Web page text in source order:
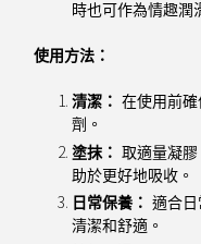
時也可作為情趣潤
使用方法：
清潔： 在使用前
劑。
塗抹： 取適量凝
助於更好地吸收。
日常保養： 適合
清潔和舒適。